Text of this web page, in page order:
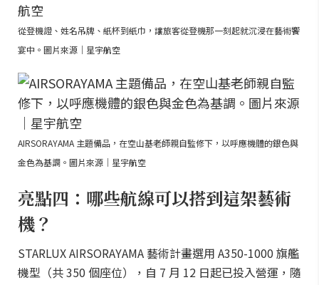
從登機證、姓名吊牌、紙杯到紙巾，讓旅客從登機那一刻起就沉浸在藝術饗
宴中。圖片來源｜星宇航空
AIRSORAYAMA 主題備品，在空山基老師親自監修下，以呼應機體的銀色與
金色為基調。圖片來源｜星宇航空
亮點四：哪些航線可以搭到這架藝術
機？
STARLUX AIRSORAYAMA 藝術計畫選用 A350-1000 旗艦
機型（共 350 個座位），自 7 月 12 日起已投入營運，隨